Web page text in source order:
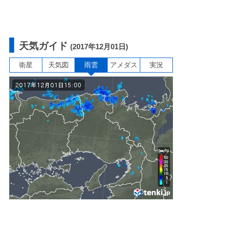
天気ガイド (2017年12月01日)
衛星 天気図 雨雲 アメダス 実況